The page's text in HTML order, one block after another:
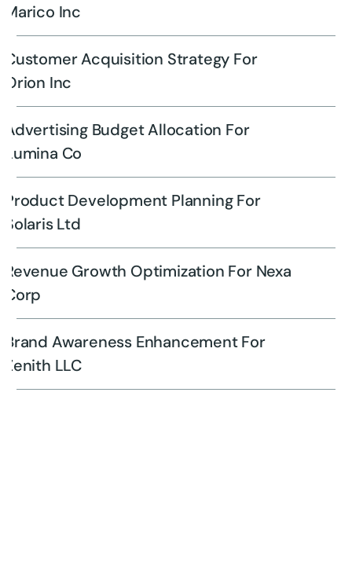
Marico Inc
Customer Acquisition Strategy For
Orion Inc
Advertising Budget Allocation For
Lumina Co
Product Development Planning For
Solaris Ltd
Revenue Growth Optimization For Nexa
Corp
Brand Awareness Enhancement For
Zenith LLC